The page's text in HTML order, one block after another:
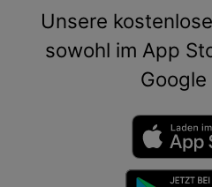
Unsere
sowohl im App
Google